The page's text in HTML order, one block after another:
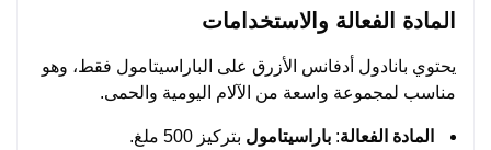
المادة الفعالة والاستخدامات
يحتوي بانادول أدفانس الأزرق على الباراسيتامول فقط، وهو
مناسب لمجموعة واسعة من الآلام اليومية والحمى.
المادة الفعالة: باراسيتامول بتركيز 500 ملغ.